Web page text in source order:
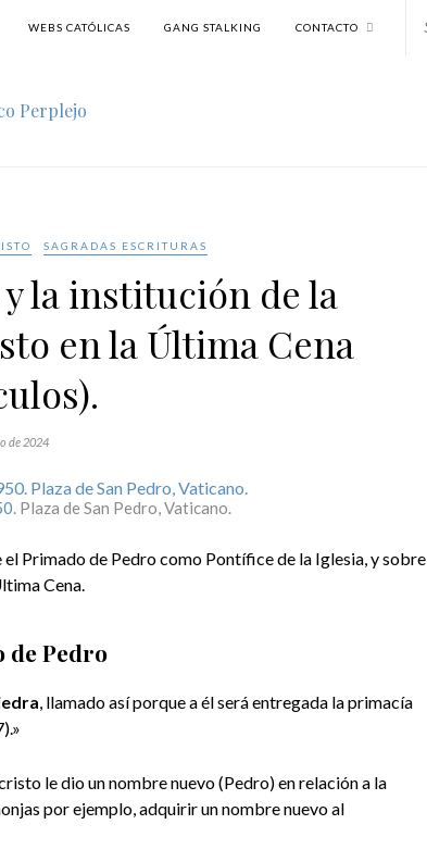
WEBS CATÓLICAS GANG STALKING CONTACTO
SAGRADAS ESCRITURAS
la institución de la
en la Última Cena
de 2024
. Plaza de San Pedro, Vaticano.
Primado de Pedro como Pontífice de la Iglesia, y sobre
Cena.
de Pedro
, llamado así porque a él será entregada la primacía
le dio un nombre nuevo (Pedro) en relación a la
por ejemplo, adquirir un nombre nuevo al